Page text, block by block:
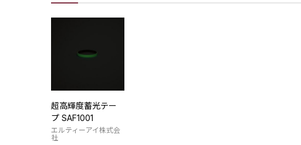
超高輝度蓄光テー
プ SAF1001
エルティーアイ株式会
社